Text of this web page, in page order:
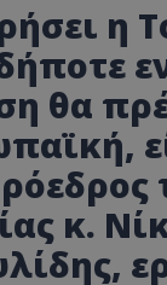
η
θα
κ.